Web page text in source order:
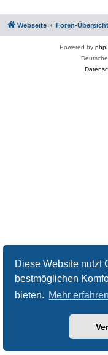
Diese Website nutzt
bestmöglichen
bieten. Mehr erfahren
Webseite Foren-Übersicht
Powered by